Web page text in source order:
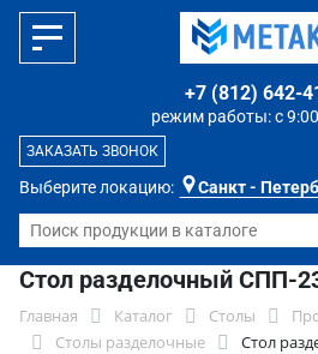
Выберите локацию: Санкт -
режим работы: с
+7 (812) 642-
ЗАКАЗАТЬ ЗВОНОК
Стол разделочный СПП-
Главная Каталог Столы
Столы разделочные
Стол